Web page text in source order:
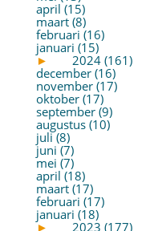
april (15)
maart (8)
februari (16)
januari (15)
►
2024 (161)
december (16)
november (17)
oktober (17)
september (9)
augustus (10)
juli (8)
juni (7)
mei (7)
april (18)
maart (17)
februari (17)
januari (18)
►
2023 (177)